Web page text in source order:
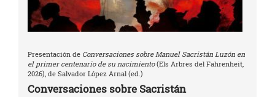
Presentación de Conversaciones sobre Manuel Sacristán Luzón en
el primer centenario de su nacimiento(Els Arbres del Fahrenheit,
2026), de Salvador López Arnal (ed.)
Conversaciones sobre Sacristán